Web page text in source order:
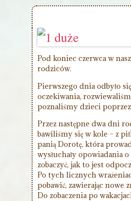
Pod koniec czerwca w
rodziców.
Pierwszego dnia odbyło
oczekiwania,
poznaliśmy dzieci
Przez następne dwa dni
bawiliśmy się w kole – z
panią Dorotę, która
wysłuchały opowiadania
zobaczyć, jak to jest
Po tych licznych
pobawić, zawierając nowe
Do zobaczenia po